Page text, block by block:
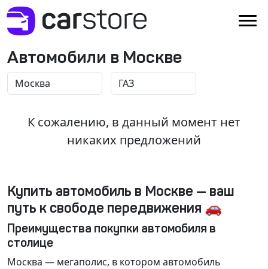
Автомобили в Москве
К сожалению, в данный момент нет
никаких предложений
Купить автомобиль в Москве — ваш
путь к свободе передвижения 🚗
Преимущества покупки автомобиля в
столице
Москва — мегаполис, в котором автомобиль